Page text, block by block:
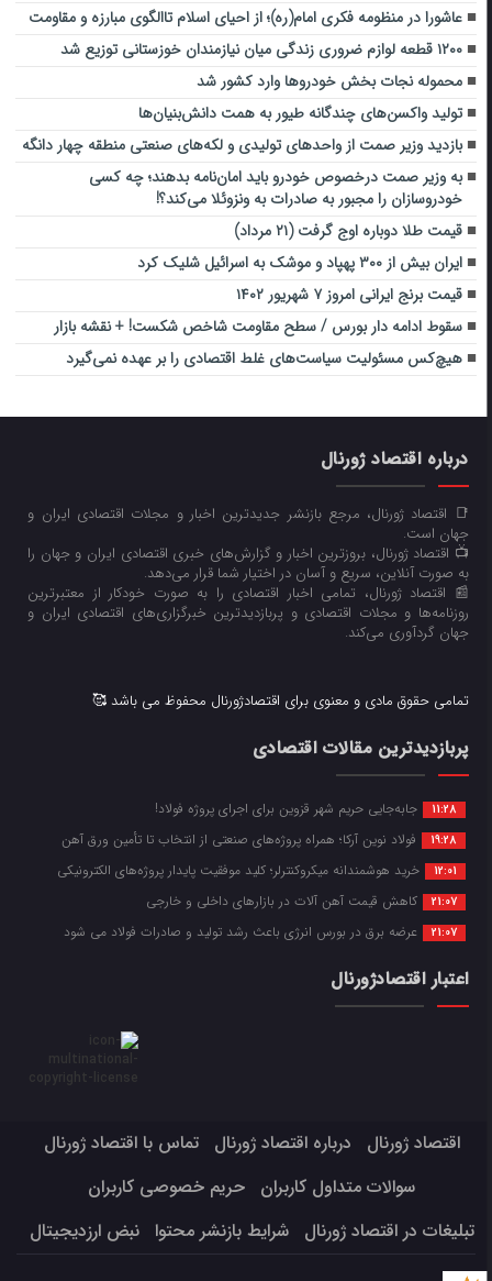
عاشورا در منظومه فکری امام(ره)؛ از احیای اسلام تاالگوی مبارزه و مقاومت
۱۲۰۰ قطعه لوازم ضروری زندگی میان نیازمندان خوزستانی توزیع شد
محموله نجات بخش خودروها وارد کشور شد
تولید واکسن‌های چندگانه طیور به همت دانش‌بنیان‌ها
بازدید وزیر صمت از واحدهای تولیدی و لکه‌های صنعتی منطقه چهار دانگه
به وزیر صمت درخصوص خودرو باید امان‌نامه بدهند؛ چه کسی
خودروسازان را مجبور به صادرات به ونزوئلا می‌کند؟!
قیمت طلا دوباره اوج گرفت (۲۱ مرداد)
ایران بیش از ۳۰۰ پهپاد و موشک به اسرائیل شلیک کرد
قیمت برنج ایرانی امروز ۷ شهریور ۱۴۰۲
سقوط ادامه دار بورس / سطح مقاومت شاخص شکست! + نقشه بازار
هیچ‌کس مسئولیت سیاست‌های غلط اقتصادی را بر عهده نمی‌گیرد
درباره اقتصاد ژورنال
📑 اقتصاد ژورنال، مرجع بازنشر جدیدترین اخبار و مجلات اقتصادی ایران و
جهان است.
📺 اقتصاد ژورنال، بروزترین اخبار و گزارش‌های خبری اقتصادی ایران و جهان را
به صورت آنلاین، سریع و آسان در اختیار شما قرار می‌‌دهد.
📰 اقتصاد ژورنال، تمامی اخبار اقتصادی را به صورت خودکار از معتبرترین
روزنامه‌ها و مجلات اقتصادی و پربازدیدترین خبرگزاری‌های اقتصادی ایران و
جهان گردآوری می‌کند.
تمامی حقوق مادی و معنوی برای اقتصادژورنال محفوظ می باشد 🥰
پربازدیدترین مقالات اقتصادی
11:28 جابه‌جایی حریم شهر قزوین برای اجرای پروژه فولاد!
19:28 فولاد نوین آرکا؛ همراه پروژه‌های صنعتی از انتخاب تا تأمین ورق آهن
12:01 خرید هوشمندانه میکروکنترلر؛ کلید موفقیت پایدار پروژه‌های الکترونیکی
21:07 کاهش قیمت آهن آلات در بازارهای داخلی و خارجی
21:07 عرضه برق در بورس انرژی باعث رشد تولید و صادرات فولاد می شود
اعتبار اقتصادژورنال
اقتصاد ژورنال درباره اقتصاد ژورنال
تماس با اقتصاد ژورنال
سوالات متداول کاربران
حریم خصوصی کاربران
تبلیغات در اقتصاد ژورنال
شرایط بازنشر محتوا نبض ارزدیجیتال